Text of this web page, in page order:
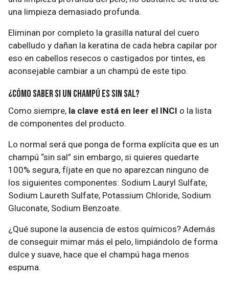
una limpieza demasiado profunda.
Eliminan por completo la grasilla natural del cuero
cabelludo y dañan la keratina de cada hebra capilar por
eso en cabellos resecos o castigados por tintes, es
aconsejable cambiar a un champú de este tipo.
¿Cómo saber si un champú es sin sal?
Como siempre, la clave está en leer el INCI o la lista
de componentes del producto.
Lo normal será que ponga de forma explícita que es un
champú “sin sal” sin embargo, si quieres quedarte
100% segura, fíjate en que no aparezcan ninguno de
los siguientes componentes: Sodium Lauryl Sulfate,
Sodium Laureth Sulfate, Potassium Chloride, Sodium
Gluconate, Sodium Benzoate.
¿Qué supone la ausencia de estos químicos? Además
de conseguir mimar más el pelo, limpiándolo de forma
dulce y suave, hace que el champú haga menos
espuma.